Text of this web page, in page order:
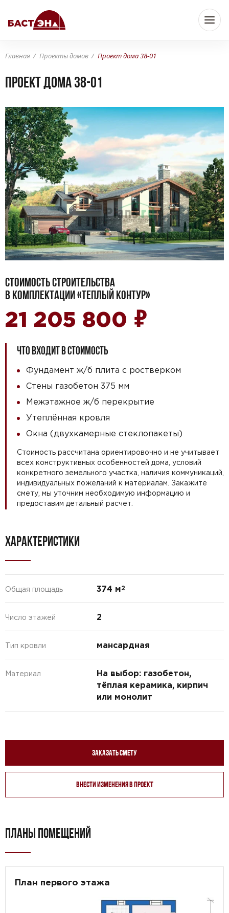
Главная Проекты домов Проект дома 38-01
Проект дома 38-01
СТОИМОСТЬ СТРОИТЕЛЬСТВА
В КОМПЛЕКТАЦИИ «ТЕПЛЫЙ КОНТУР»
21 205 800 ₽
ЧТО ВХОДИТ В СТОИМОСТЬ
Фундамент ж/б плита с ростверком
Стены газобетон 375 мм
Межэтажное ж/б перекрытие
Утеплённая кровля
Окна (двухкамерные стеклопакеты)
Стоимость рассчитана ориентировочно и не учитывает
всех конструктивных особенностей дома, условий
конкретного земельного участка, наличия коммуникаций,
индивидуальных пожеланий к материалам. Закажите
смету, мы уточним необходимую информацию и
предоставим детальный расчет.
ХАРАКТЕРИСТИКИ
Общая площадь 374 м2
Число этажей 2
Тип кровли мансардная
Материал
На выбор: газобетон,
тёплая керамика, кирпич
или монолит
Заказать смету
Внести изменения в проект
ПЛАНЫ ПОМЕЩЕНИЙ
План первого этажа